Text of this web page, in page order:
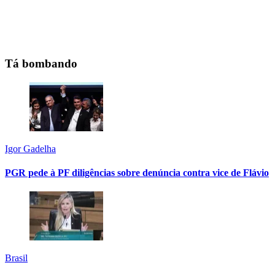
Tá bombando
Igor Gadelha
PGR pede à PF diligências sobre denúncia contra vice de Flávio
Brasil